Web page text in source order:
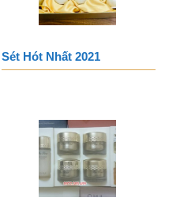
Sét Hót Nhất 2021